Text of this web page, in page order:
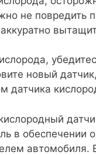
не повредить
новый
датчика
в обеспечении